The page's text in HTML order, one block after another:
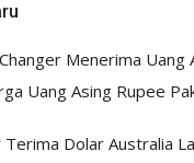
Menerima Uang
Uang Asing Rupee
Dolar Australia